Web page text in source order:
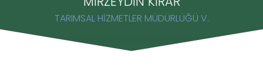
TARIMSAL HİZMETLER MÜDÜRLÜĞÜ V.